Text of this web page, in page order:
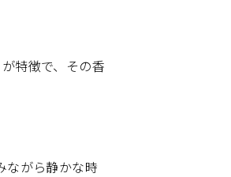
特徴で、その香
ながら静かな時